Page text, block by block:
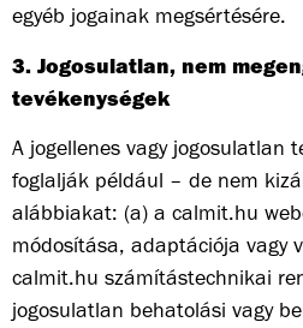
egyéb jogainak megsértésére.
3. Jogosulatlan, nem
tevékenységek
A jogellenes vagy jogosulatlan
foglalják például – de nem
alábbiakat: (a) a calmit.hu
módosítása, adaptációja vagy
calmit.hu számítástechnikai
jogosulatlan behatolási vagy